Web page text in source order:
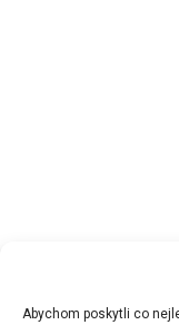
Abychom poskytli co